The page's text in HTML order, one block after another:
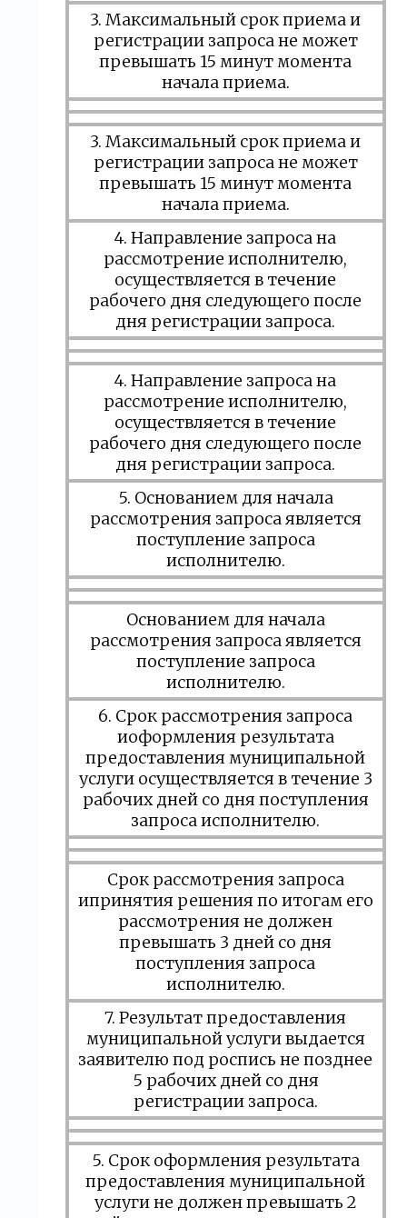
3. Максимальный срок приема и
регистрации запроса не может
превышать 15 минут момента
начала приема.
3. Максимальный срок приема и
регистрации запроса не может
превышать 15 минут момента
начала приема.
4. Направление запроса на
рассмотрение исполнителю,
осуществляется в течение
рабочего дня следующего после
дня регистрации запроса.
4. Направление запроса на
рассмотрение исполнителю,
осуществляется в течение
рабочего дня следующего после
дня регистрации запроса.
5. Основанием для начала
рассмотрения запроса является
поступление запроса
исполнителю.
Основанием для начала
рассмотрения запроса является
поступление запроса
исполнителю.
6. Срок рассмотрения запроса
иоформления результата
предоставления муниципальной
услуги осуществляется в течение 3
рабочих дней со дня поступления
запроса исполнителю.
Срок рассмотрения запроса
ипринятия решения по итогам его
рассмотрения не должен
превышать 3 дней со дня
поступления запроса
исполнителю.
7. Результат предоставления
муниципальной услуги выдается
заявителю под роспись не позднее
5 рабочих дней со дня
регистрации запроса.
5. Срок оформления результата
предоставления муниципальной
услуги не должен превышать 2